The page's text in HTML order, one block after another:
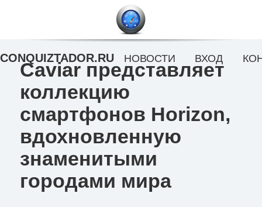
Caviar представляет
коллекцию
смартфонов Horizon,
вдохновленную
знаменитыми
городами мира
CONQUIZTADOR.RU НОВОСТИ ВХОД